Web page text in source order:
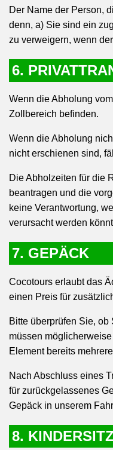
Der Name der Person,
denn, a) Sie sind ein
zu verweigern, wenn
6.
Wenn die Abholung
Zollbereich befinden.
Wenn die Abholung
nicht erschienen sind,
Die Abholzeiten für die
beantragen und die
keine Verantwortung,
verursacht werden
7. GEPÄCK
Cocotours erlaubt das
einen Preis für
Bitte überprüfen Sie,
müssen
Element bereits
Nach Abschluss eines
für zurückgelassenes
Gepäck in unserem
8.